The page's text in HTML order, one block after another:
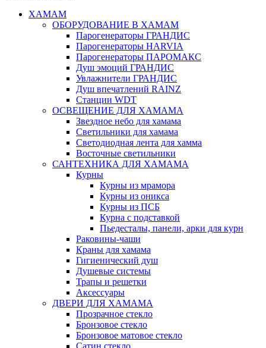
ХАМАМ
ОБОРУДОВАНИЕ В ХАМАМ
Парогенераторы ГРАНДИС
Парогенераторы HARVIA
Парогенераторы ПАРОМАКС
Душ эмоций ГРАНДИС
Увлажнители ГРАНДИС
Душ впечатлений RAINZ
Станции WDT
ОСВЕЩЕНИЕ ДЛЯ ХАМАМА
Звездное небо для хамама
Светильники для хамама
Светодиодная лента для хамма
Восточные светильники
САНТЕХНИКА ДЛЯ ХАМАМА
Курны
Курны из мрамора
Курны из оникса
Курны из ПСБ
Курна с подставкой
Пьедесталы, панели, арки для курн
Раковины-чаши
Краны для хамама
Гигиенический душ
Душевые системы
Трапы и решетки
Аксессуары
ДВЕРИ ДЛЯ ХАМАМА
Прозрачное стекло
Бронзовое стекло
Бронзовое матовое стекло